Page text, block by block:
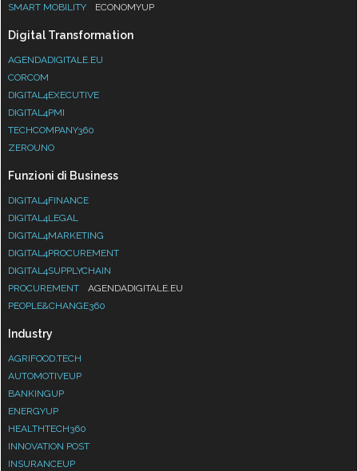
SMART MOBILITY
ECONOMYUP
Digital Transformation
AGENDADIGITALE.EU
CORCOM
DIGITAL4EXECUTIVE
DIGITAL4PMI
TECHCOMPANY360
ZEROUNO
Funzioni di Business
DIGITAL4FINANCE
DIGITAL4LEGAL
DIGITAL4MARKETING
DIGITAL4PROCUREMENT
DIGITAL4SUPPLYCHAIN
PROCUREMENT
AGENDADIGITALE.EU
PEOPLE&CHANGE360
Industry
AGRIFOOD.TECH
AUTOMOTIVEUP
BANKINGUP
ENERGYUP
HEALTHTECH360
INNOVATION POST
INSURANCEUP